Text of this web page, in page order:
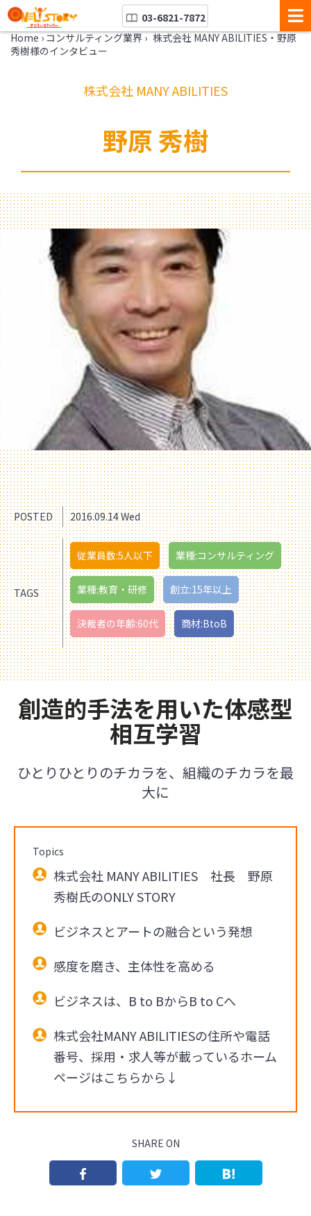
03-6821-7872
Home › コンサルティング業界 › 株式会社 MANY ABILITIES・野原
秀樹様のインタビュー
株式会社 MANY ABILITIES
野原 秀樹
POSTED 2016.09.14 Wed
TAGS
従業員数:5人以下 業種:コンサルティング
業種:教育・研修 創立:15年以上
決裁者の年齢:60代 商材:BtoB
創造的手法を用いた体感型
相互学習
ひとりひとりのチカラを、組織のチカラを最
大に
Topics
株式会社 MANY ABILITIES 社長 野原
秀樹氏のONLY STORY
ビジネスとアートの融合という発想
感度を磨き、主体性を高める
ビジネスは、B to BからB to Cへ
株式会社MANY ABILITIESの住所や電話
番号、採用・求人等が載っているホーム
ページはこちらから↓
SHARE ON